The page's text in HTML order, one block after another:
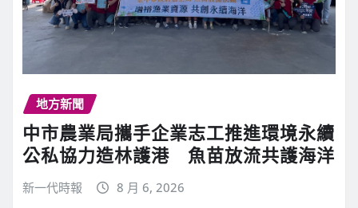
地方新聞
中市農業局攜手企業志工推進環境永續
公私協力造林護港 魚苗放流共護海洋
新一代時報 8 月 6, 2026